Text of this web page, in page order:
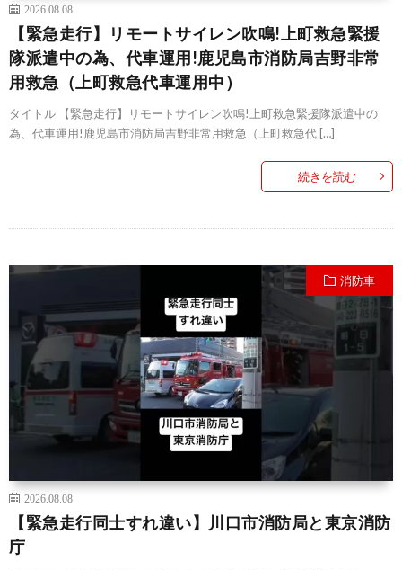
2026.08.08
【緊急走行】リモートサイレン吹鳴!上町救急緊援
隊派遣中の為、代車運用!鹿児島市消防局吉野非常
用救急（上町救急代車運用中）
タイトル 【緊急走行】リモートサイレン吹鳴!上町救急緊援隊派遣中の
為、代車運用!鹿児島市消防局吉野非常用救急（上町救急代 […]
続きを読む
消防車
2026.08.08
【緊急走行同士すれ違い】川口市消防局と東京消防
庁